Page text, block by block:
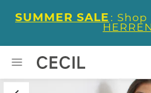
SUMMER SALE : Shop
HERREN